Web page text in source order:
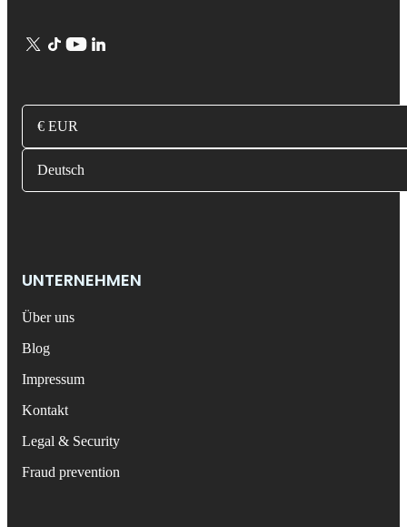
€ EUR
Deutsch
UNTERNEHMEN
Über uns
Blog
Impressum
Kontakt
Legal & Security
Fraud prevention